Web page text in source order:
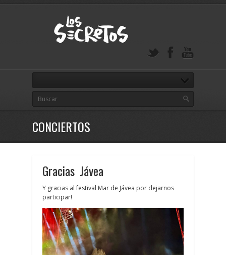
CONCIERTOS
Gracias Jávea
Y gracias al festival Mar de Jávea por dejarnos
participar!